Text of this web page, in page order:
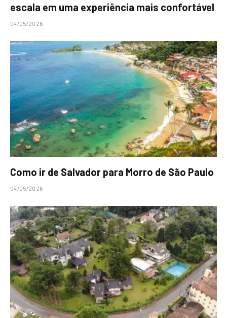
escala em uma experiência mais confortável
04/05/2026
Como ir de Salvador para Morro de São Paulo
04/05/2026